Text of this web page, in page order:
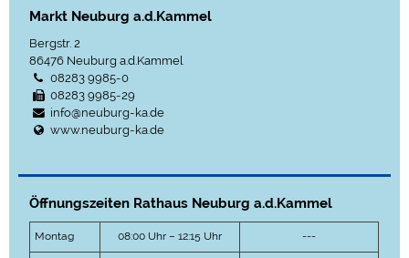
Markt Neuburg a.d.Kammel
Bergstr. 2
86476 Neuburg a.d.Kammel
08283 9985-0
08283 9985-29
info@neuburg-ka.de
www.neuburg-ka.de
Öffnungszeiten Rathaus Neuburg a.d.Kammel
Montag 08:00 Uhr – 12:15 Uhr ---